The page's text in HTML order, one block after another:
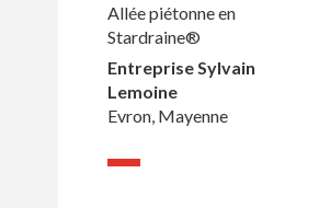
Allée piétonne en
Stardraine®
Entreprise Sylvain
Lemoine
Evron, Mayenne